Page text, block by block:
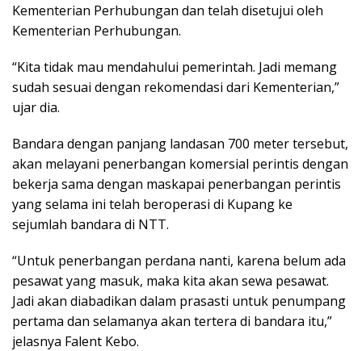
Kementerian Perhubungan dan telah disetujui oleh
Kementerian Perhubungan.
“Kita tidak mau mendahului pemerintah. Jadi memang
sudah sesuai dengan rekomendasi dari Kementerian,”
ujar dia.
Bandara dengan panjang landasan 700 meter tersebut,
akan melayani penerbangan komersial perintis dengan
bekerja sama dengan maskapai penerbangan perintis
yang selama ini telah beroperasi di Kupang ke
sejumlah bandara di NTT.
“Untuk penerbangan perdana nanti, karena belum ada
pesawat yang masuk, maka kita akan sewa pesawat.
Jadi akan diabadikan dalam prasasti untuk penumpang
pertama dan selamanya akan tertera di bandara itu,”
jelasnya Falent Kebo.